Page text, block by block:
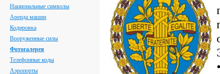
Национальные символы
Аренда машин
Кодировка
Вооруженные силы
Фотогалерея
Телефонные коды
Аэропорты